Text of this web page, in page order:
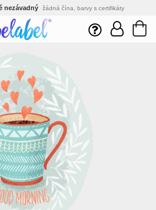
nezávadný žádná čína, barvy s certifikáty
vlastní vývoj, nejnovější technologie
expedujeme do 24h
jsme přímý výrobce, žádný zprostředkovatel
2010 tisíce spokojených zákazníků